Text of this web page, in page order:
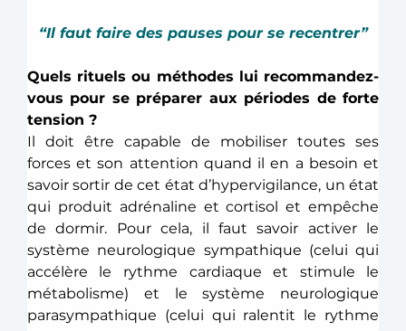
“Il faut faire des pauses pour se recentrer”
Quels rituels ou méthodes lui recommandez-
vous pour se préparer aux périodes de forte
tension ?
Il doit être capable de mobiliser toutes ses
forces et son attention quand il en a besoin et
savoir sortir de cet état d’hypervigilance, un état
qui produit adrénaline et cortisol et empêche
de dormir. Pour cela, il faut savoir activer le
système neurologique sympathique (celui qui
accélère le rythme cardiaque et stimule le
métabolisme) et le système neurologique
parasympathique (celui qui ralentit le rythme